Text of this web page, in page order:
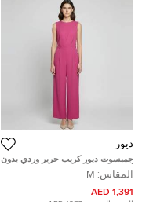
ديور
جمبسوت ديور كريب حرير وردي بدون
أكمام مقاس وسط ( ميديوم )
المقاس: M
1,391 AED